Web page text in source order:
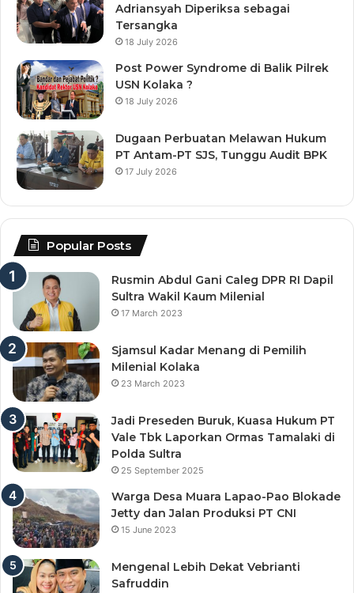
Adriansyah Diperiksa sebagai
Tersangka
18 July 2026
Post Power Syndrome di Balik Pilrek
USN Kolaka ?
18 July 2026
Dugaan Perbuatan Melawan Hukum
PT Antam-PT SJS, Tunggu Audit BPK
17 July 2026
Popular Posts
Rusmin Abdul Gani Caleg DPR RI Dapil
Sultra Wakil Kaum Milenial
17 March 2023
Sjamsul Kadar Menang di Pemilih
Milenial Kolaka
23 March 2023
Jadi Preseden Buruk, Kuasa Hukum PT
Vale Tbk Laporkan Ormas Tamalaki di
Polda Sultra
25 September 2025
Warga Desa Muara Lapao-Pao Blokade
Jetty dan Jalan Produksi PT CNI
15 June 2023
Mengenal Lebih Dekat Vebrianti
Safruddin